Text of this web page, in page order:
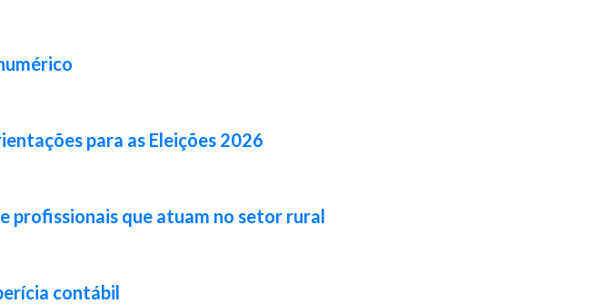
para as Eleições 2026
profissionais que atuam no setor rural
contábil